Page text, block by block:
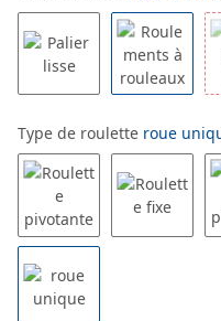
Type de roulette roue